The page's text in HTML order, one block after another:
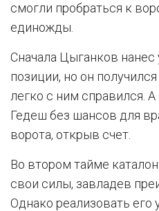
смогли пробраться к
единожды.
Сначала Цыганков нанес
позиции, но он
легко с ним справился.
Гедеш без шансов для
ворота, открыв счет.
Во втором тайме
свои силы, завладев
Однако реализовать его